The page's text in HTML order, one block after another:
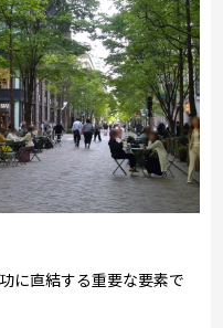
に直結する重要な要素で